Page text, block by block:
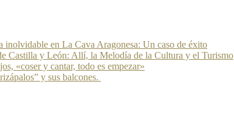
inolvidable en La Cava Aragonesa: Un caso de éxito
Castilla y León: Allí, la Melodía de la Cultura y el Turismo
«coser y cantar, todo es empezar»
y sus balcones.